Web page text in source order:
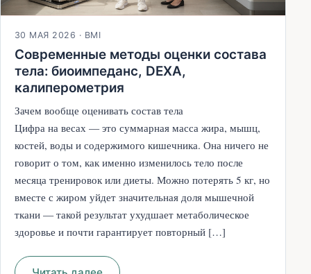
30 МАЯ 2026 · BMI
Современные методы оценки состава
тела: биоимпеданс, DEXA,
калиперометрия
Зачем вообще оценивать состав тела
Цифра на весах — это суммарная масса жира, мышц,
костей, воды и содержимого кишечника. Она ничего не
говорит о том, как именно изменилось тело после
месяца тренировок или диеты. Можно потерять 5 кг, но
вместе с жиром уйдет значительная доля мышечной
ткани — такой результат ухудшает метаболическое
здоровье и почти гарантирует повторный […]